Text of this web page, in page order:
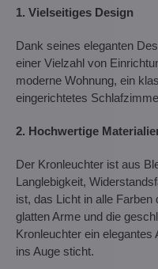
1. Vielseitiges Design
Dank seines eleganten
einer Vielzahl von
moderne Wohnung, ein
eingerichtetes
2. Hochwertige
Der Kronleuchter ist aus
Langlebigkeit,
ist, das Licht in alle
glatten Arme und die
Kronleuchter ein
ins Auge sticht.